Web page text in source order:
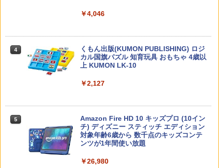
￥2,200
￥1,430
￥4,046
4
くもん出版(KUMON PUBLISHING) ロジ
カル国旗パズル 知育玩具 おもちゃ 4歳以
上 KUMON LK-10
￥2,127
5
Amazon Fire HD 10 キッズプロ (10イン
チ) ディズニー スティッチ エディション
対象年齢6歳から 数千点のキッズコンテ
ンツが1年間使い放題
￥26,980